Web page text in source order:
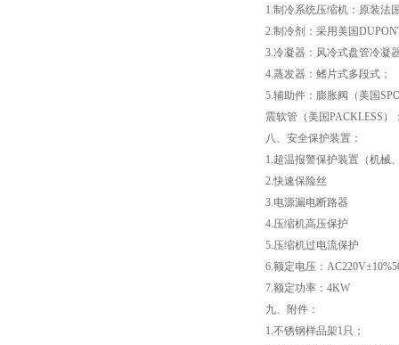
1.制冷系统压缩机：原装法
2.制冷剂：采用美国
3.冷凝器：风冷式盘管冷凝
4.蒸发器：鳍片式多段式；
5.辅助件：膨胀阀（美国
震软管（美国PACKLESS
八、安全保护装置：
1.超温报警保护装置（机械
2.快速保险丝
3.电源漏电断路器
4.压缩机高压保护
5.压缩机过电流保护
6.额定电压：
7.额定功率：4KW
九、附件：
1.不锈钢样品架1只；